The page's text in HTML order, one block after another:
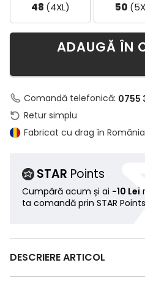
48 (4XL) 50
ADAUGĂ ÎN
Comandă telefonică: 0755
Retur simplu
Fabricat cu drag în România
STAR Points
Cumpără acum și ai -10 Lei
ta comandă prin STAR
DESCRIERE ARTICOL